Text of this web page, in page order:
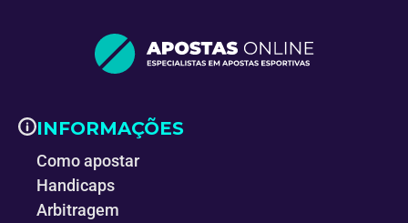
INFORMAÇÕES
Como apostar
Handicaps
Arbitragem